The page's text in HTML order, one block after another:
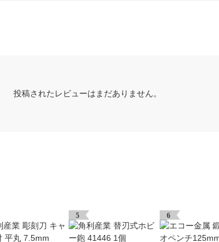
投稿されたレビューはまだありません。
5 6